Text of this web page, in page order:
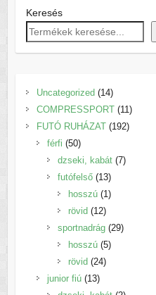
Keresés
Uncategorized 1414
termék
COMPRESSPORT 1111
termék
FUTÓ RUHÁZAT 192192
férfi 5050
termék
dzseki, kabát 77
futófelső 1313
termék
hosszú 11
rövid 1212
termék
sportnadrág 2929
hosszú 55
rövid 2424
junior fiú 1313